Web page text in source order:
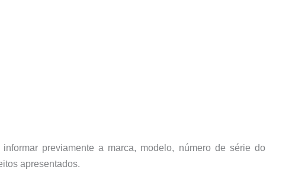
previamente a marca, modelo, número de série do
apresentados.